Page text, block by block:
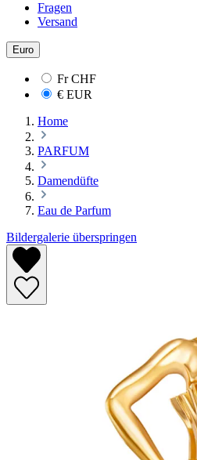
Fragen
Versand
Euro
FrCHF
€ EUR
Home
PARFUM
Damendüfte
Eau de Parfum
Bildergalerie überspringen